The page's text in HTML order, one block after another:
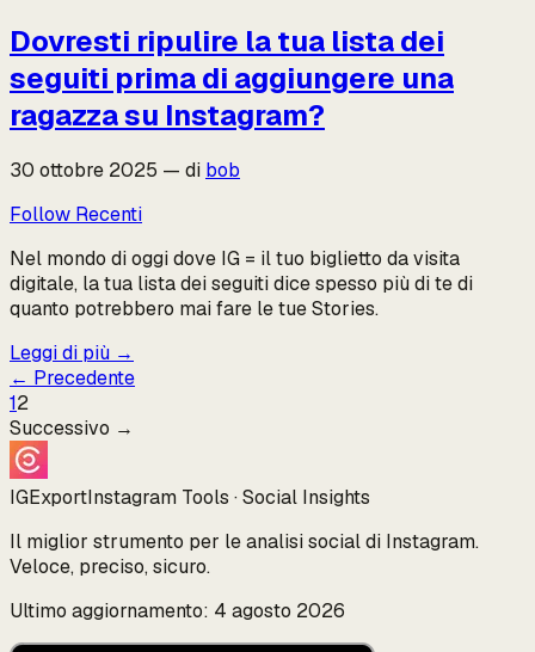
Dovresti ripulire la tua lista dei
seguiti prima di aggiungere una
ragazza su Instagram?
30 ottobre 2025 — di bob
Follow Recenti
Nel mondo di oggi dove IG = il tuo biglietto da visita
digitale, la tua lista dei seguiti dice spesso più di te di
quanto potrebbero mai fare le tue Stories.
Leggi di più →
← Precedente
12
Successivo →
IGExportInstagram Tools · Social Insights
Il miglior strumento per le analisi social di Instagram.
Veloce, preciso, sicuro.
Ultimo aggiornamento: 4 agosto 2026